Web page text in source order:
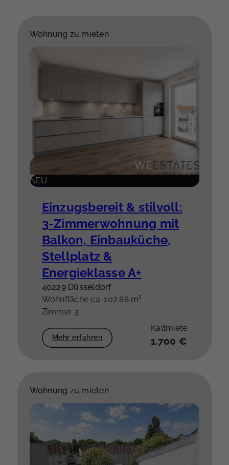
Wohnung zu mieten
NEU
Einzugsbereit & stilvoll:
3-Zimmerwohnung mit
Balkon, Einbauküche,
Stellplatz &
Energieklasse A+
40229 Düsseldorf
Wohnfläche ca. 107,88 m²
Zimmer 3
Mehr erfahren
Kaltmiete
1.700 €
Wohnung zu mieten